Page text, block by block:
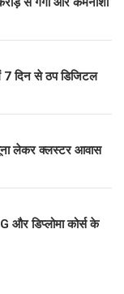
7 दिन से ठप डिजिटल
लेकर क्लस्टर आवास
और डिप्लोमा कोर्स के